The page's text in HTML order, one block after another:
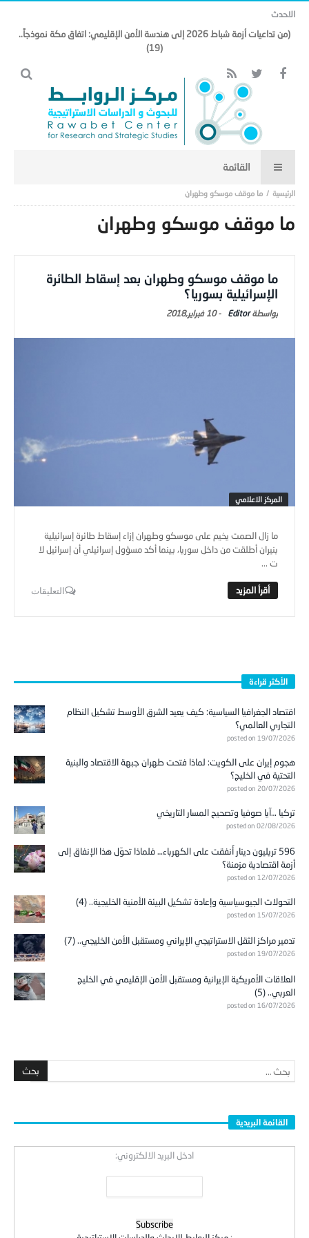
الاحدث
(من تداعيات أزمة شباط 2026 إلى هندسة الأمن الإقليمي: اتفاق مكة نموذجاً..
(19)
ما موقف موسكو وطهران
ما موقف موسكو وطهران
ما موقف موسكو وطهران بعد إسقاط الطائرة
الإسرائيلية بسوريا؟
Editor
-10 فبراير,2018
المركز الاعلامي
ما زال الصمت يخيم على موسكو وطهران إزاء إسقاط طائرة إسرائيلية
بنيران أطلقت من داخل سوريا، بينما أكد مسؤول إسرائيلي أن إسرائيل لا
ت ...
التعليقات
الأكثر قراءة
اقتصاد الجغرافيا السياسية: كيف يعيد الشرق الأوسط تشكيل النظام
التجاري العالمي؟
posted on 19/07/2026
هجوم إيران على الكويت: لماذا فتحت طهران جبهة الاقتصاد والبنية
التحتية في الخليج؟
posted on 20/07/2026
تركيا …آيا صوفيا وتصحيح المسار التاريخي
posted on 02/08/2026
596 تريليون دينار أُنفقت على الكهرباء… فلماذا تحوّل هذا الإنفاق إلى
أزمة اقتصادية مزمنة؟
posted on 12/07/2026
التحولات الجيوسياسية وإعادة تشكيل البيئة الأمنية الخليجية.. (4)
posted on 15/07/2026
تدمير مراكز الثقل الاستراتيجي الإيراني ومستقبل الأمن الخليجي.. (7)
posted on 19/07/2026
العلاقات الأمريكية الإيرانية ومستقبل الأمن الإقليمي في الخليج
العربي.. (5)
posted on 16/07/2026
القائمة البريدية
ادخل البريد الالكتروني: